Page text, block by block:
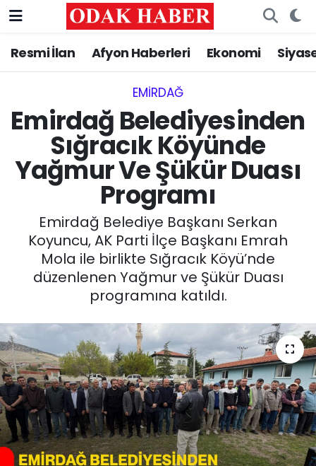
Resmi İlan Afyon Haberleri Ekonomi
EMIRDAĞ‎
Emirdağ Belediyesinden
Sığracık Köyünde
Yağmur Ve Şükür Duası
Programı
Emirdağ Belediye Başkanı Serkan
Koyuncu, AK Parti İlçe Başkanı Emrah
Mola ile birlikte Sığracık Köyü’nde
düzenlenen Yağmur ve Şükür Duası
programına katıldı.
AFYONKARAHİSAR HABERLERİ
ASAYİŞ
GÜNCEL
EĞİTİM
MAGAZİN
11:11 MANŞET
Nöbetçi Eczaneler
Trafik Durumu
Süper Lig Puan Durumu ve Fikstür
Tüm Manşetler
Son Dakika Haberleri
Haber Arşivi